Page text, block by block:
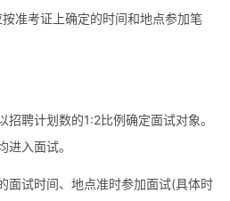
准考证上确定的时间和地点参加笔
招聘计划数的1:2比例确定面试对象。
入面试。
面试时间、地点准时参加面试(具体时